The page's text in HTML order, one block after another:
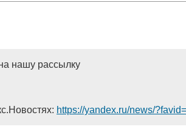
нашу рассылку
https://yandex.ru/news/